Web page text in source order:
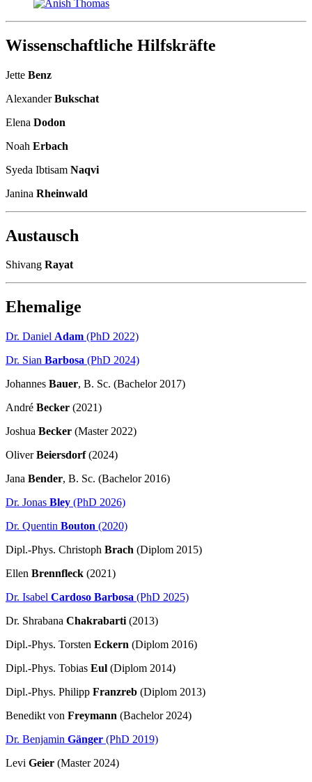
Wissenschaftliche Hilfskräfte
Jette Benz
AlexanderBukschat
Elena Dodon
Noah Erbach
Syeda Ibtisam Naqvi
Janina Rheinwald
Austausch
Shivang Rayat
Ehemalige
Dr. Daniel Adam (PhD 2022)
Dr. Sian Barbosa (PhD 2024)
Johannes Bauer, B. Sc. (Bachelor 2017)
André Becker (2021)
Joshua Becker (Master 2022)
OliverBeiersdorf(2024)
Jana Bender, B. Sc. (Bachelor 2016)
Dr. Jonas Bley (PhD 2026)
Dr. Quentin Bouton (2020)
Dipl.-Phys. Christoph Brach (Diplom 2015)
Ellen Brennfleck (2021)
Dr. Isabel Cardoso Barbosa (PhD 2025)
Dr. Shrabana Chakrabarti (2013)
Dipl.-Phys. Torsten Eckern (Diplom 2016)
Dipl.-Phys. Tobias Eul (Diplom 2014)
Dipl.-Phys. Philipp Franzreb (Diplom 2013)
Benedikt von Freymann (Bachelor 2024)
Dr. Benjamin Gänger (PhD 2019)
Levi Geier (Master 2024)